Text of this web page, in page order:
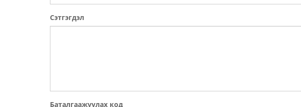
Сэтгэгдэл
Баталгаажуулах код